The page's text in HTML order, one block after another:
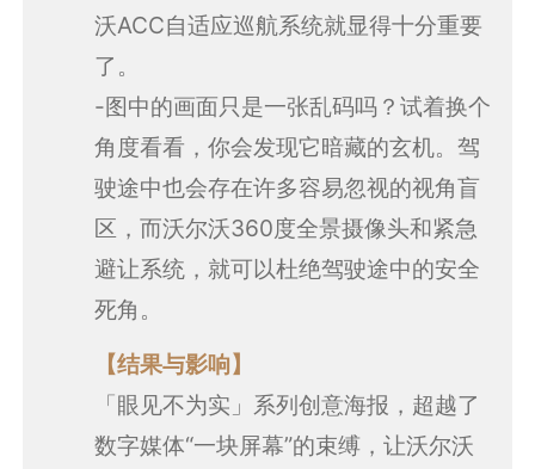
沃ACC自适应巡航系统就显得十分重要
了。
-图中的画面只是一张乱码吗？试着换个
角度看看，你会发现它暗藏的玄机。驾
驶途中也会存在许多容易忽视的视角盲
区，而沃尔沃360度全景摄像头和紧急
避让系统，就可以杜绝驾驶途中的安全
死角。
【结果与影响】
「眼见不为实」系列创意海报，超越了
数字媒体“一块屏幕”的束缚，让沃尔沃